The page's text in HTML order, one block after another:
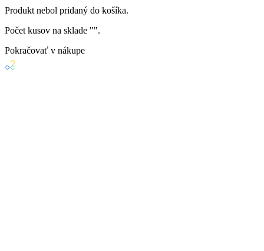
Produkt nebol pridaný do košíka.
Počet kusov na sklade "".
Pokračovať v nákupe